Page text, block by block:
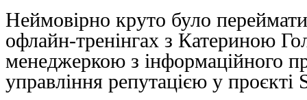
Неймовірно круто було
офлайн-тренінгах з Катериною
менеджеркою з інформаційного
управління репутацією у проєкті